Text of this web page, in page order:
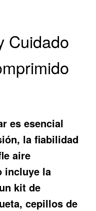
Cuidado
es esencial
la fiabilidad
aire
incluye la
kit de
cepillos de